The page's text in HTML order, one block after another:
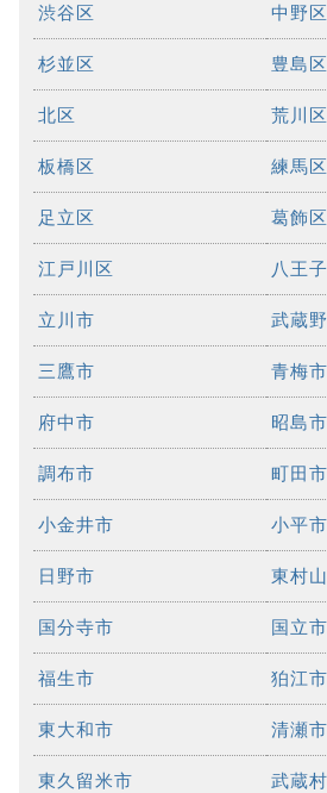
渋谷区 中野区
杉並区 豊島区
北区 荒川区
板橋区 練馬区
足立区 葛飾区
江戸川区 八王
立川市 武蔵
三鷹市 青梅市
府中市 昭島市
調布市 町田市
小金井市 小平市
日野市 東村
国分寺市 国立市
福生市 狛江市
東大和市 清瀬市
東久留米市 武蔵